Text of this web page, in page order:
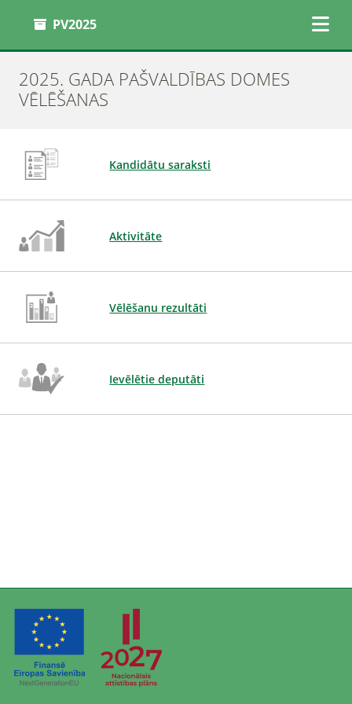
PV2025
2025. GADA PAŠVALDĪBAS DOMES
VĒLĒŠANAS
Kandidātu saraksti
Aktivitāte
Vēlēšanu rezultāti
Ievēlētie deputāti